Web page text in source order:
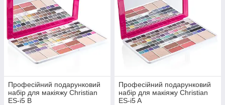
Професійний подарунковий
набір для макіяжу Christian
ES-i5 B
Професійний подарунковий
набір для макіяжу Christian
ES-i5 A